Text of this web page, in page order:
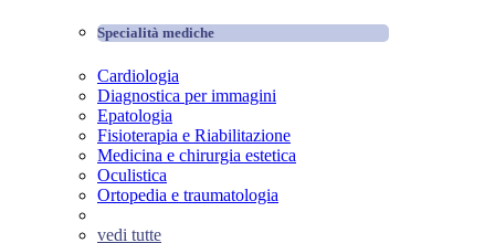
Specialità mediche
Cardiologia
Diagnostica per immagini
Epatologia
Fisioterapia e Riabilitazione
Medicina e chirurgia estetica
Oculistica
Ortopedia e traumatologia
vedi tutte